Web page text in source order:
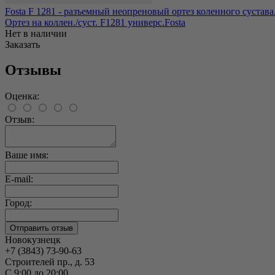
Fosta F 1281 - разъемный неопреновый ортез коленного
Ортез на коллен./суст. F1281 универс.Fosta
Нет в наличии
Заказать
Отзывы
Оценка:
Отзыв:
Ваше имя:
E-mail:
Город:
Новокузнецк
+7 (3843) 73-90-63
Строителей пр., д. 53